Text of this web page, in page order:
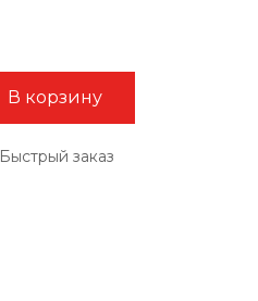
В корзину
Быстрый заказ